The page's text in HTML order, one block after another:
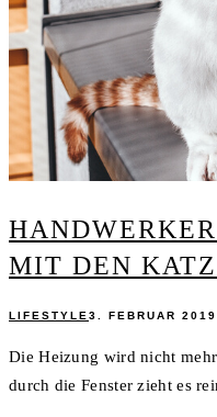
MIT DEN
LIFESTYLE3. FEBRUAR 2019
Die Heizung wird nicht
durch die Fenster zieht es